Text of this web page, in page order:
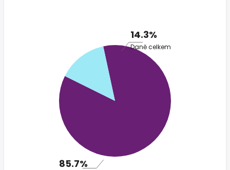
14.3%
Daně celkem
85.7%